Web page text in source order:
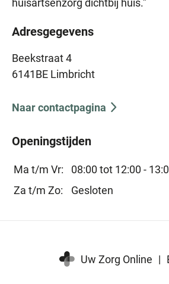
huisartsenzorg dichtbij huis.”
Adresgegevens
Beekstraat 4
6141BE Limbricht
Naar contactpagina
Openingstijden
Ma t/m Vr: 08:00 tot 12:00 -
Za t/m Zo:
Gesloten
Uw Zorg Online |